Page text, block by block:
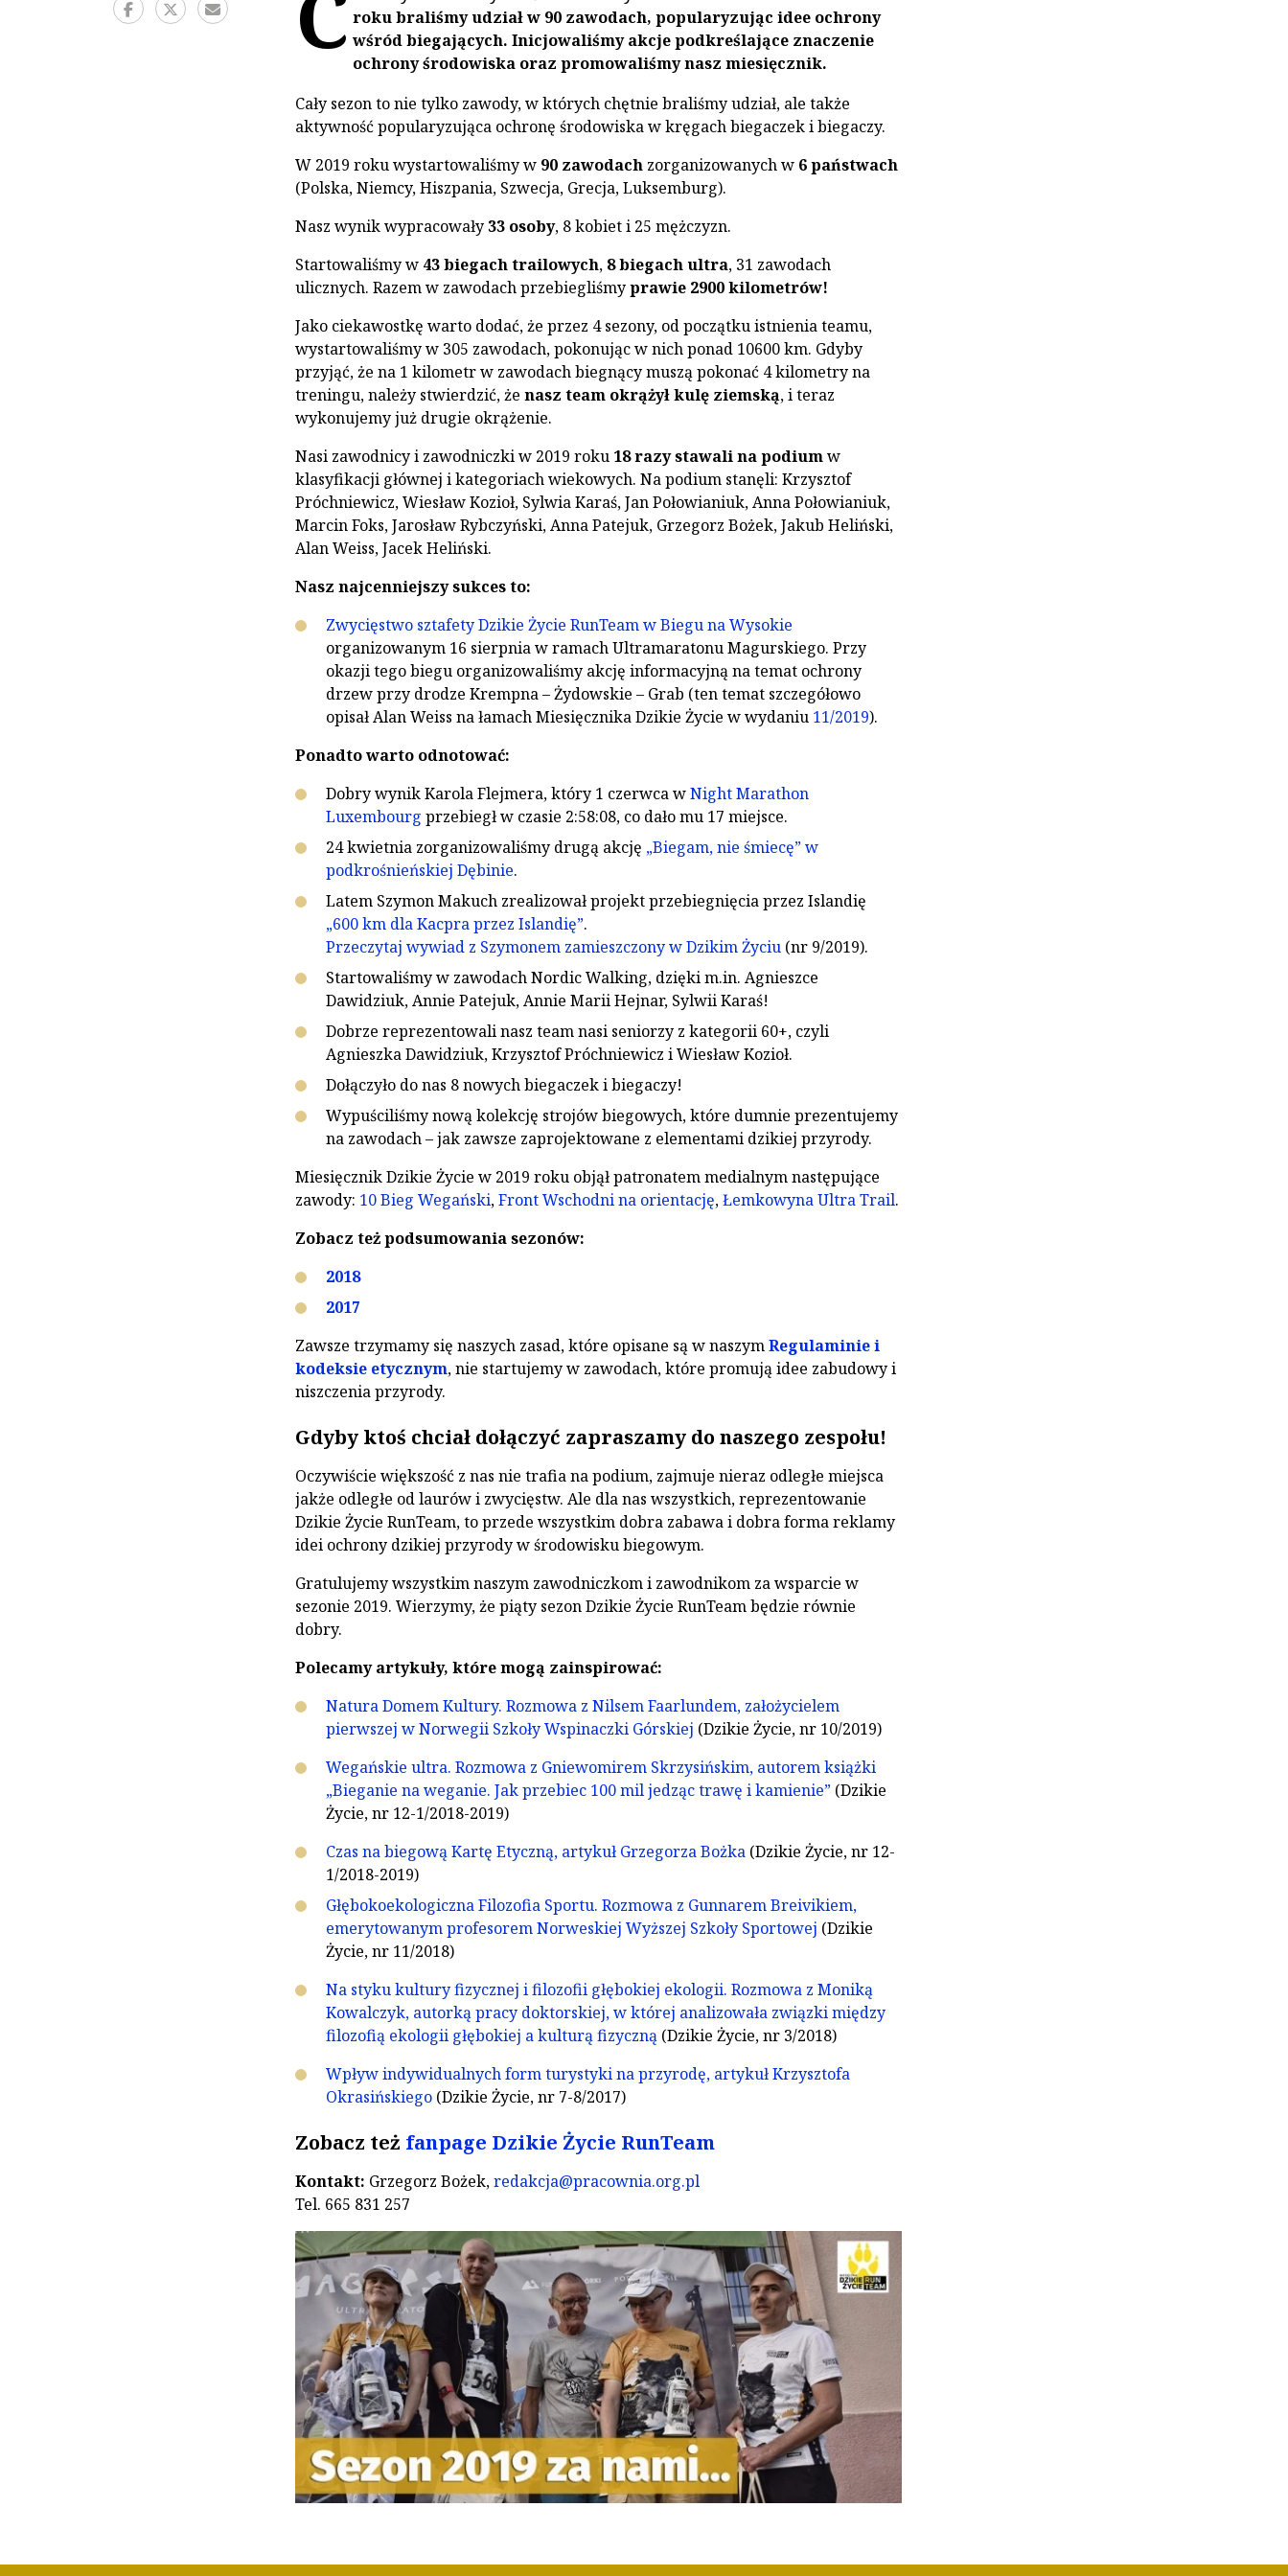
roku braliśmy udział w 90 zawodach, popularyzując idee ochrony
wśród biegających. Inicjowaliśmy akcje podkreślające znaczenie
ochrony środowiska oraz promowaliśmy nasz miesięcznik.
Cały sezon to nie tylko zawody, w których chętnie braliśmy udział, ale także
aktywność popularyzująca ochronę środowiska w kręgach biegaczek i biegaczy.
W 2019 roku wystartowaliśmy w 90 zawodach zorganizowanych w 6 państwach
(Polska, Niemcy, Hiszpania, Szwecja, Grecja, Luksemburg).
Nasz wynik wypracowały 33 osoby, 8 kobiet i 25 mężczyzn.
Startowaliśmy w 43 biegach trailowych, 8 biegach ultra, 31 zawodach
ulicznych. Razem w zawodach przebiegliśmyprawie 2900 kilometrów!
Jako ciekawostkę warto dodać, że przez 4 sezony, od początku istnienia teamu,
wystartowaliśmy w 305 zawodach, pokonując w nich ponad 10600 km. Gdyby
przyjąć, że na 1 kilometr w zawodach biegnący muszą pokonać 4 kilometry na
treningu, należy stwierdzić, że nasz team okrążył kulę ziemską, i teraz
wykonujemy już drugie okrążenie.
Nasi zawodnicy i zawodniczki w 2019 roku 18 razy stawali na podiumw
klasyfikacji głównej i kategoriach wiekowych. Na podium stanęli: Krzysztof
Próchniewicz, Wiesław Kozioł, Sylwia Karaś, Jan Połowianiuk, Anna Połowianiuk,
Marcin Foks, Jarosław Rybczyński, Anna Patejuk, Grzegorz Bożek, Jakub Heliński,
Alan Weiss, Jacek Heliński.
Nasz najcenniejszy sukces to:
Zwycięstwo sztafety Dzikie Życie RunTeam w Biegu na Wysokie
organizowanym 16 sierpnia w ramach Ultramaratonu Magurskiego. Przy
okazji tego biegu organizowaliśmy akcję informacyjną na temat ochrony
drzew przy drodze Krempna – Żydowskie – Grab (ten temat szczegółowo
opisał Alan Weiss na łamach Miesięcznika Dzikie Życie w wydaniu 11/2019).
Ponadto warto odnotować:
Dobry wynik Karola Flejmera, który 1 czerwca wNight Marathon
Luxembourg przebiegł w czasie 2:58:08, co dało mu 17 miejsce.
24 kwietnia zorganizowaliśmy drugą akcję „Biegam, nie śmiecę” w
podkrośnieńskiej Dębinie.
Latem Szymon Makuch zrealizował projekt przebiegnięcia przez Islandię
„600 km dla Kacpra przez Islandię”.
Przeczytaj wywiad z Szymonem zamieszczony w Dzikim Życiu (nr 9/2019).
Startowaliśmy w zawodach Nordic Walking, dzięki m.in. Agnieszce
Dawidziuk, Annie Patejuk, Annie Marii Hejnar, Sylwii Karaś!
Dobrze reprezentowali nasz team nasi seniorzy z kategorii 60+, czyli
Agnieszka Dawidziuk, Krzysztof Próchniewicz i Wiesław Kozioł.
Dołączyło do nas 8 nowych biegaczek i biegaczy!
Wypuściliśmy nową kolekcję strojów biegowych, które dumnie prezentujemy
na zawodach – jak zawsze zaprojektowane z elementami dzikiej przyrody.
Miesięcznik Dzikie Życie w 2019 roku objął patronatem medialnym następujące
zawody: 10 Bieg Wegański,Front Wschodni na orientację,Łemkowyna Ultra Trail.
Zobacz też podsumowania sezonów:
2018
2017
Zawsze trzymamy się naszych zasad, które opisane są w naszymRegulaminie i
kodeksie etycznym, nie startujemy w zawodach, które promują idee zabudowy i
niszczenia przyrody.
Gdyby ktoś chciał dołączyć zapraszamy do naszego zespołu!
Oczywiście większość z nas nie trafia na podium, zajmuje nieraz odległe miejsca
jakże odległe od laurów i zwycięstw. Ale dla nas wszystkich, reprezentowanie
Dzikie Życie RunTeam, to przede wszystkim dobra zabawa i dobra forma reklamy
idei ochrony dzikiej przyrody w środowisku biegowym.
Gratulujemy wszystkim naszym zawodniczkom i zawodnikom za wsparcie w
sezonie 2019. Wierzymy, że piąty sezon Dzikie Życie RunTeam będzie równie
dobry.
Polecamy artykuły, które mogą zainspirować:
Natura Domem Kultury. Rozmowa z Nilsem Faarlundem, założycielem
pierwszej w Norwegii Szkoły Wspinaczki Górskiej (Dzikie Życie, nr 10/2019)
Wegańskie ultra. Rozmowa z Gniewomirem Skrzysińskim, autorem książki
„Bieganie na weganie. Jak przebiec 100 mil jedząc trawę i kamienie” (Dzikie
Życie, nr 12-1/2018-2019)
Czas na biegową Kartę Etyczną, artykuł Grzegorza Bożka (Dzikie Życie, nr 12-
1/2018-2019)
Głębokoekologiczna Filozofia Sportu. Rozmowa z Gunnarem Breivikiem,
emerytowanym profesorem Norweskiej Wyższej Szkoły Sportowej (Dzikie
Życie, nr 11/2018)
Na styku kultury fizycznej i filozofii głębokiej ekologii. Rozmowa z Moniką
Kowalczyk, autorką pracy doktorskiej, w której analizowała związki między
filozofią ekologii głębokiej a kulturą fizyczną (Dzikie Życie, nr 3/2018)
Wpływ indywidualnych form turystyki na przyrodę, artykuł Krzysztofa
Okrasińskiego (Dzikie Życie, nr 7-8/2017)
Zobacz też fanpage Dzikie Życie RunTeam
Kontakt: Grzegorz Bożek,redakcja@pracownia.org.pl
Tel. 665 831 257